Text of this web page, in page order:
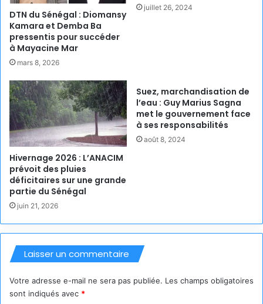
DTN du Sénégal : Diomansy
Kamara et Demba Ba
pressentis pour succéder
à Mayacine Mar
mars 8, 2026
juillet 26, 2024
Hivernage 2026 : L’ANACIM
prévoit des pluies
déficitaires sur une grande
partie du Sénégal
juin 21, 2026
Suez, marchandisation de
l’eau : Guy Marius Sagna
met le gouvernement face
à ses responsabilités
août 8, 2024
Laisser un commentaire
Votre adresse e-mail ne sera pas publiée. Les champs obligatoires
sont indiqués avec *